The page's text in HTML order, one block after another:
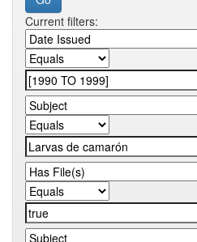
Current filters: